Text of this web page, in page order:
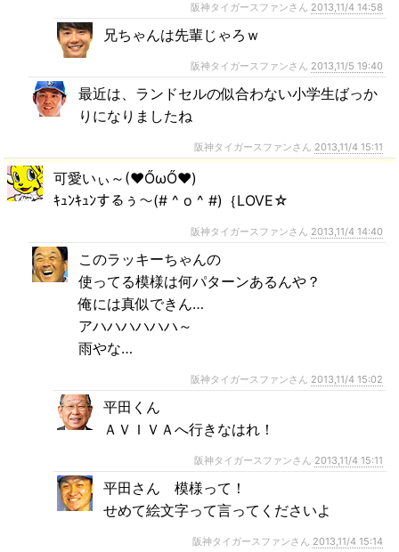
阪神タイガースファンさん 2013,11/4 14:58
兄ちゃんは先輩じゃろｗ
阪神タイガースファンさん 2013,11/5 19:40
最近は、ランドセルの似合わない小学生ばっか
りになりましたね
阪神タイガースファンさん 2013,11/4 15:11
可愛いぃ～(♥ŐωŐ♥)
ｷｭﾝｷｭﾝするぅ～(# ^ o ^ #)｛LOVE☆
阪神タイガースファンさん 2013,11/4 14:40
このラッキーちゃんの
使ってる模様は何パターンあるんや？
俺には真似できん…
アハハハハハハ～
雨やな…
阪神タイガースファンさん 2013,11/4 15:02
平田くん
ＡＶＩＶＡへ行きなはれ！
阪神タイガースファンさん 2013,11/4 15:11
平田さん 模様って！
せめて絵文字って言ってくださいよ
阪神タイガースファンさん 2013,11/4 15:14